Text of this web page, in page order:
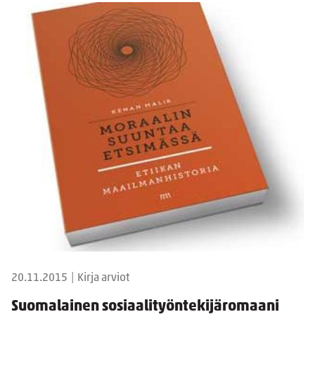
20.11.2015 Kirja arviot
Suomalainen sosiaalityöntekijäromaani